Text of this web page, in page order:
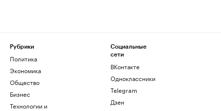
Рубрики
Политика
Экономика
Общество
Бизнес
Технологии и
Социальные
сети
ВКонтакте
Одноклассники
Telegram
Дзен